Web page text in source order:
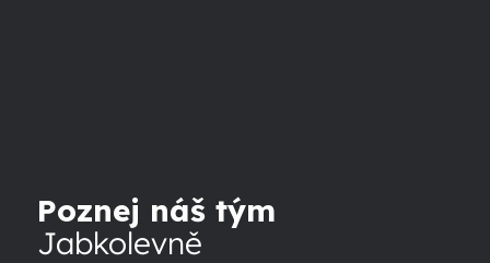
Poznej náš tým
Jabkolevně